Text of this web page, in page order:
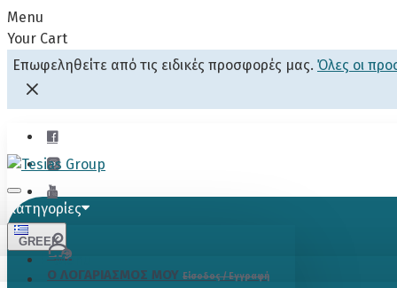
Menu
Your Cart
Επωφεληθείτε από τις ειδικές προσφορές μας. Όλες οι
GREEK
Κατηγορίες
Ο ΛΟΓΑΡΙΑΣΜΟΣ ΜΟΥ Είσοδος / Εγγραφή
Menu